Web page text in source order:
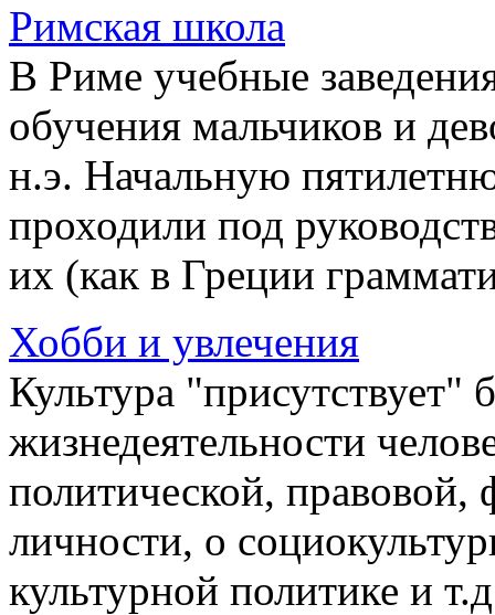
Римская школа
В Риме учебные
обучения мальчиков и
н.э. Начальную
проходили под
их (как в Греции
Хобби и увлечения
Культура "присутствует"
жизнедеятельности
политической, правовой,
личности, о
культурной политике и